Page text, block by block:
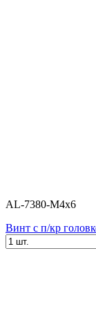
AL-7380-M4x6
Винт с п/кр